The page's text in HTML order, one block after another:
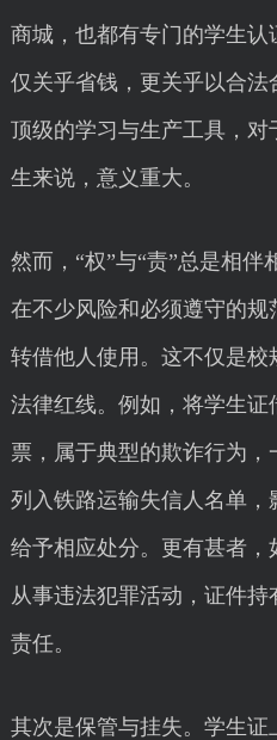
商城，也都有专门的学生
仅关乎省钱，更关乎以合法
顶级的学习与生产工具，
生来说，意义重大。
然而，“权”与“责”总是相
在不少风险和必须遵守的
转借他人使用。这不仅是校
法律红线。例如，将学生
票，属于典型的欺诈行为
列入铁路运输失信人名单
给予相应处分。更有甚者
从事违法犯罪活动，证件
责任。
其次是保管与挂失。学生证